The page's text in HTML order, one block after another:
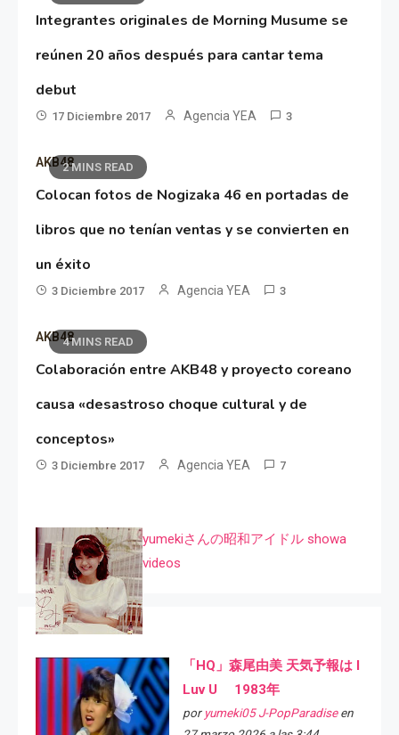
Integrantes originales de Morning Musume se
reúnen 20 años después para cantar tema
debut
17 Diciembre 2017 Agencia YEA 3
2 MINS READ
AKB48
Colocan fotos de Nogizaka 46 en portadas de
libros que no tenían ventas y se convierten en
un éxito
3 Diciembre 2017 Agencia YEA 3
4 MINS READ
AKB48
Colaboración entre AKB48 y proyecto coreano
causa «desastroso choque cultural y de
conceptos»
3 Diciembre 2017 Agencia YEA 7
yumekiさんの昭和アイドル showa
videos
「HQ」森尾由美 天気予報は I
Luv U 1983年
por yumeki05 J-PopParadiseen